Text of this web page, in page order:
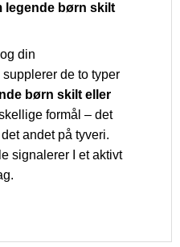
legende børn skilt
din
de to typer
børn skilt eller
formål – det
andet på tyveri.
signalerer I et aktivt